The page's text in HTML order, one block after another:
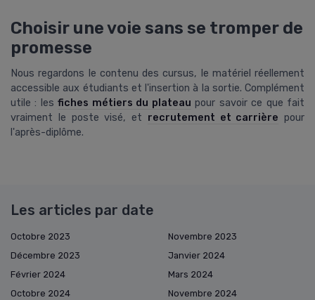
Choisir une voie sans se tromper de
promesse
Nous regardons le contenu des cursus, le matériel réellement
accessible aux étudiants et l'insertion à la sortie. Complément
utile : lesfiches métiers du plateau pour savoir ce que fait
vraiment le poste visé, et recrutement et carrière pour
l'après-diplôme.
Les articles par date
Octobre 2023
Novembre 2023
Décembre 2023
Janvier 2024
Février 2024
Mars 2024
Octobre 2024
Novembre 2024